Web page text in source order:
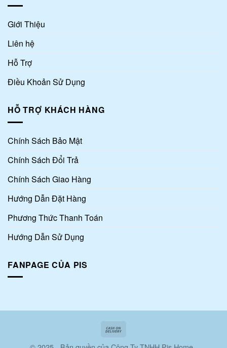
Giới Thiệu
Liên hệ
Hỗ Trợ
Điều Khoản Sử Dụng
HỖ TRỢ KHÁCH HÀNG
Chính Sách Bảo Mật
Chính Sách Đổi Trả
Chính Sách Giao Hàng
Hướng Dẫn Đặt Hàng
Phương Thức Thanh Toán
Hướng Dẫn Sử Dụng
FANPAGE CỦA PIS